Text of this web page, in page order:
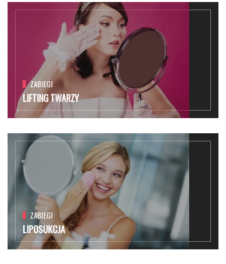
ZABIEGI
LIFTING TWARZY
ZABIEGI
LIPOSUKCJA